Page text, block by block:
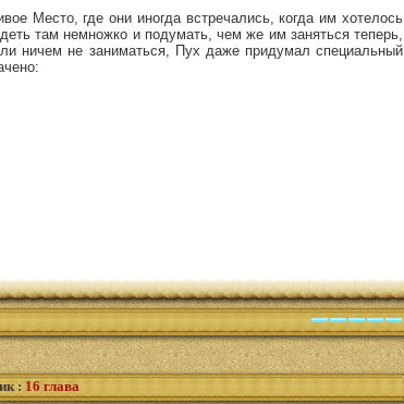
Место, где они иногда встречались, когда им хотелось
там немножко и подумать, чем же им заняться теперь,
ничем не заниматься, Пух даже придумал специальный
: 16 глава